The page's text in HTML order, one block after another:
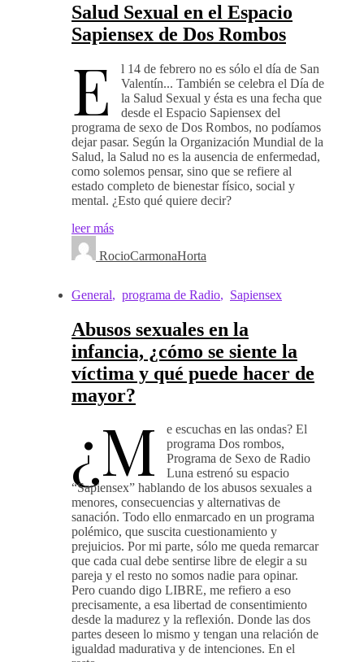
Salud Sexual en el Espacio
Sapiensex de Dos Rombos
E
l 14 de febrero no es sólo el día de San
Valentín... También se celebra el Día de
la Salud Sexual y ésta es una fecha que
desde el Espacio Sapiensex del
programa de sexo de Dos Rombos, no podíamos
dejar pasar. Según la Organización Mundial de la
Salud, la Salud no es la ausencia de enfermedad,
como solemos pensar, sino que se refiere al
estado completo de bienestar físico, social y
mental. ¿Esto qué quiere decir?
leer más
RocioCarmonaHorta
General, programa de Radio, Sapiensex
Abusos sexuales en la
infancia, ¿cómo se siente la
víctima y qué puede hacer de
mayor?
¿M
e escuchas en las ondas? El
programa Dos rombos,
Programa de Sexo de Radio
Luna estrenó su espacio
“Sapiensex” hablando de los abusos sexuales a
menores, consecuencias y alternativas de
sanación. Todo ello enmarcado en un programa
polémico, que suscita cuestionamiento y
prejuicios. Por mi parte, sólo me queda remarcar
que cada cual debe sentirse libre de elegir a su
pareja y el resto no somos nadie para opinar.
Pero cuando digo LIBRE, me refiero a eso
precisamente, a esa libertad de consentimiento
desde la madurez y la reflexión. Donde las dos
partes deseen lo mismo y tengan una relación de
igualdad madurativa y de intenciones. En el